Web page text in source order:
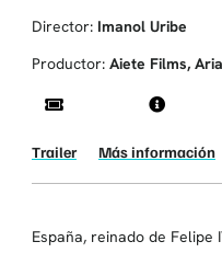
Director: Imanol Uribe
Productor: Aiete Films,
Trailer Más información
España, reinado de Felipe